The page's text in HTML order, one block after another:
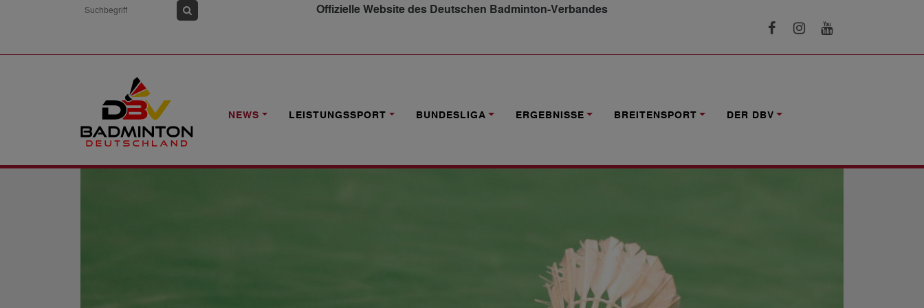
Offizielle Website des Deutschen Badminton-Verbandes
NEWS LEISTUNGSSPORT BUNDESLIGA ERGEBNISSE BREITENSPORT DER DBV
NEWS